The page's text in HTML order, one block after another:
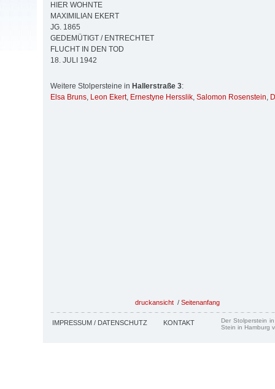
HIER WOHNTE
MAXIMILIAN EKERT
JG. 1865
GEDEMÜTIGT / ENTRECHTET
FLUCHT IN DEN TOD
18. JULI 1942
Weitere Stolpersteine in Hallerstraße 3:
Elsa Bruns, Leon Ekert, Ernestyne Hersslik, Salomon Rosenstein,
druckansicht / Seitenanfang
IMPRESSUM / DATENSCHUTZ KONTAKT
Der Stolperstein
Stein in Hamburg